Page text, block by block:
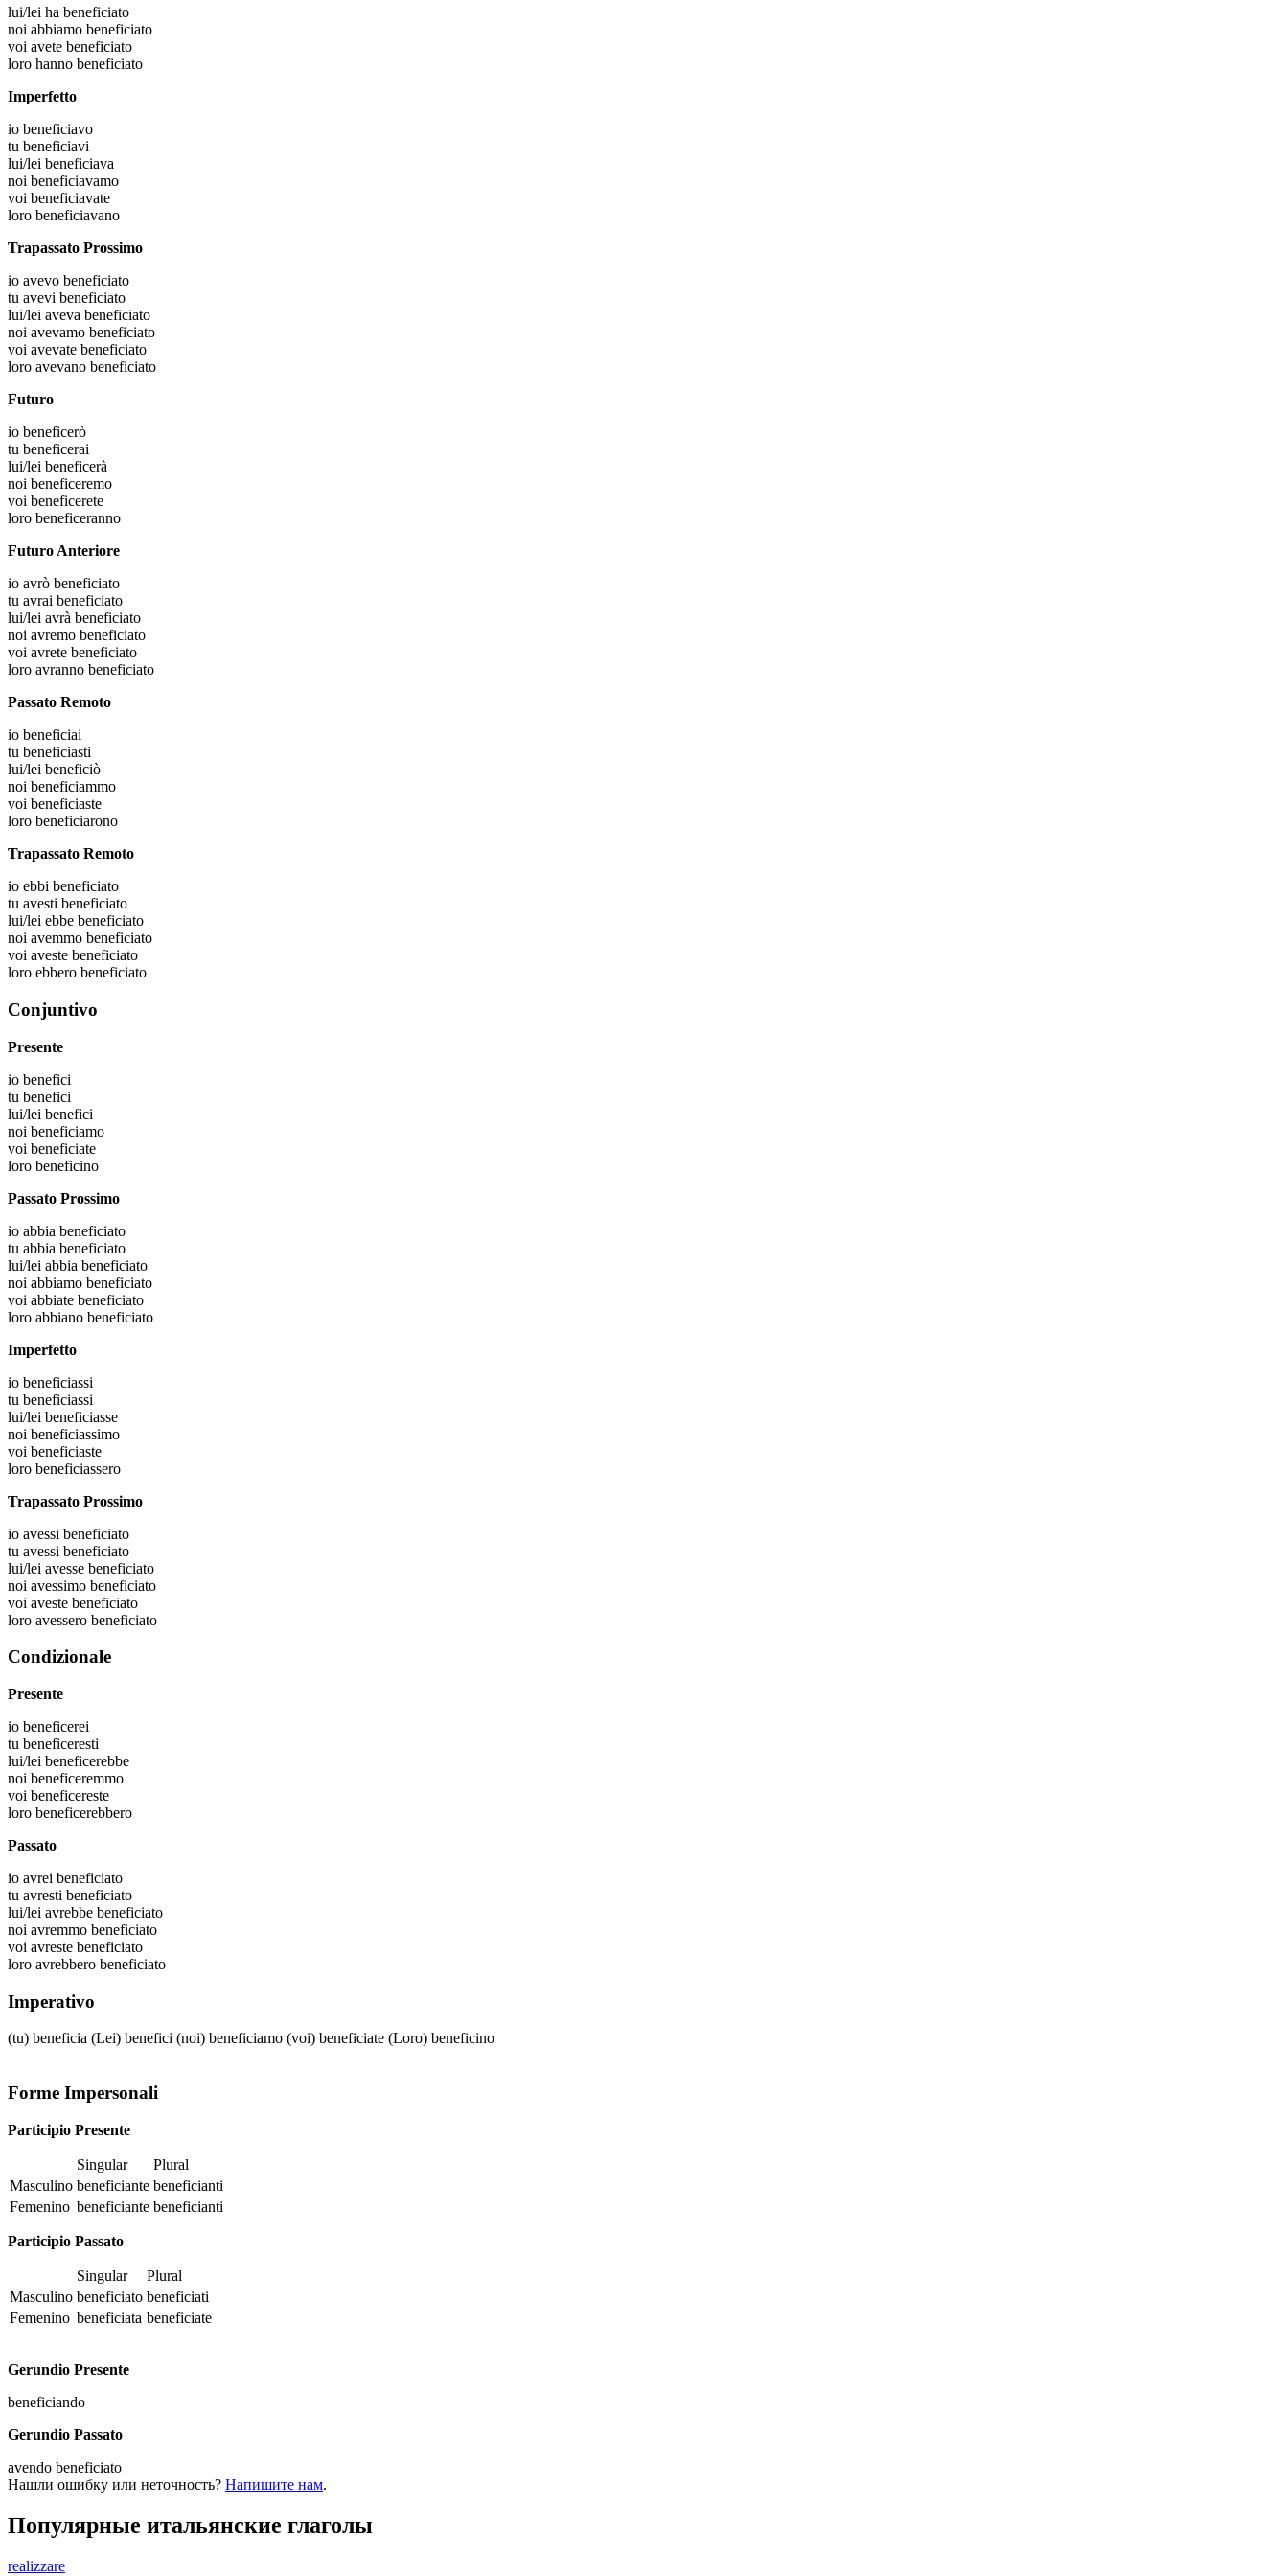
lui/lei ha beneficiato
noi abbiamo beneficiato
voi avete beneficiato
loro hanno beneficiato
Imperfetto
io beneficiavo
tu beneficiavi
lui/lei beneficiava
noi beneficiavamo
voi beneficiavate
loro beneficiavano
Trapassato Prossimo
io avevo beneficiato
tu avevi beneficiato
lui/lei aveva beneficiato
noi avevamo beneficiato
voi avevate beneficiato
loro avevano beneficiato
Futuro
io beneficerò
tu beneficerai
lui/lei beneficerà
noi beneficeremo
voi beneficerete
loro beneficeranno
Futuro Anteriore
io avrò beneficiato
tu avrai beneficiato
lui/lei avrà beneficiato
noi avremo beneficiato
voi avrete beneficiato
loro avranno beneficiato
Passato Remoto
io beneficiai
tu beneficiasti
lui/lei beneficiò
noi beneficiammo
voi beneficiaste
loro beneficiarono
Trapassato Remoto
io ebbi beneficiato
tu avesti beneficiato
lui/lei ebbe beneficiato
noi avemmo beneficiato
voi aveste beneficiato
loro ebbero beneficiato
Conjuntivo
Presente
io benefici
tu benefici
lui/lei benefici
noi beneficiamo
voi beneficiate
loro beneficino
Passato Prossimo
io abbia beneficiato
tu abbia beneficiato
lui/lei abbia beneficiato
noi abbiamo beneficiato
voi abbiate beneficiato
loro abbiano beneficiato
Imperfetto
io beneficiassi
tu beneficiassi
lui/lei beneficiasse
noi beneficiassimo
voi beneficiaste
loro beneficiassero
Trapassato Prossimo
io avessi beneficiato
tu avessi beneficiato
lui/lei avesse beneficiato
noi avessimo beneficiato
voi aveste beneficiato
loro avessero beneficiato
Condizionale
Presente
io beneficerei
tu beneficeresti
lui/lei beneficerebbe
noi beneficeremmo
voi beneficereste
loro beneficerebbero
Passato
io avrei beneficiato
tu avresti beneficiato
lui/lei avrebbe beneficiato
noi avremmo beneficiato
voi avreste beneficiato
loro avrebbero beneficiato
Imperativo
(tu) beneficia (Lei) benefici (noi) beneficiamo (voi) beneficiate (Loro) beneficino
Forme Impersonali
Participio Presente
Singular
Plural
Masculino beneficiante beneficianti
Femenino beneficiante beneficianti
Participio Passato
Singular
Plural
Masculino beneficiato beneficiati
Femenino beneficiata beneficiate
Gerundio Presente
beneficiando
Gerundio Passato
avendo beneficiato
Нашли ошибку или неточность? Напишите нам.
Популярные итальянские глаголы
realizzare